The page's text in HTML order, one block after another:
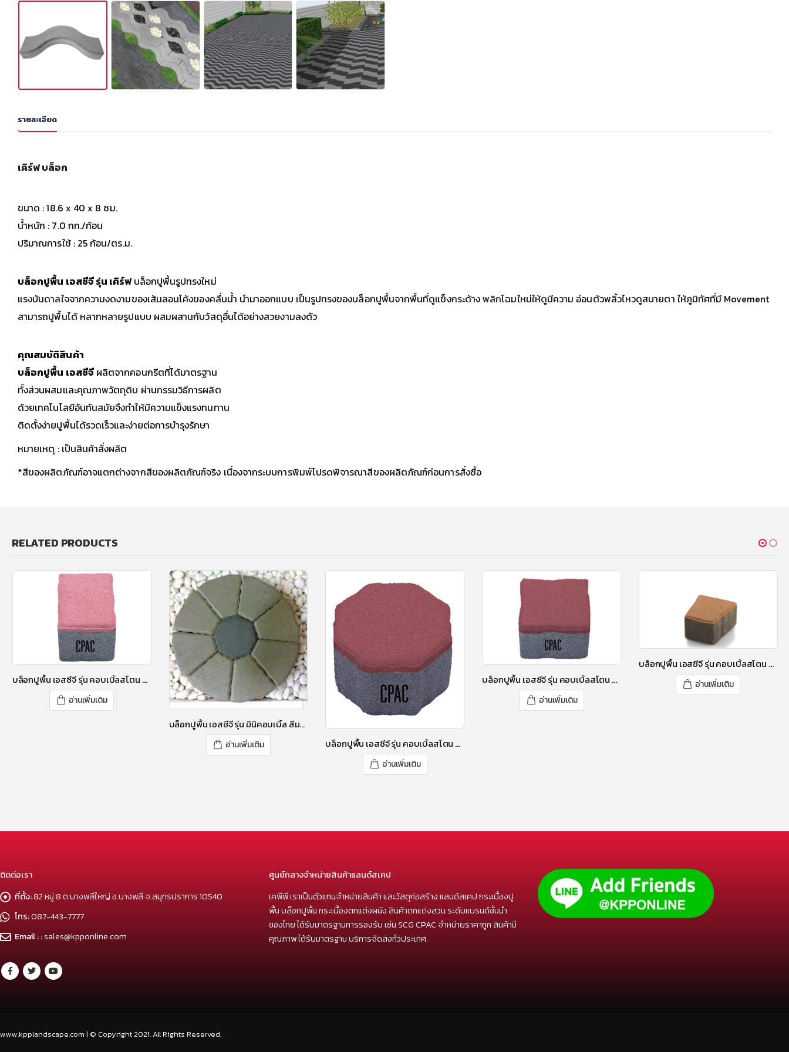
รายละเอียด
เคิร์ฟ บล็อก
ขนาด : 18.6 x 40 x 8 ซม.
น้ำหนัก : 7.0 กก./ก้อน
ปริมาณการใช้ : 25 ก้อน/ตร.ม.
บล็อกปูพื้น เอสซีจี รุ่น เคิร์ฟบล็อกปูพื้นรูปทรงใหม่
แรงบันดาลใจจากความงดงามของเส้นลอนโค้งของคลื่นน้ำ นำมาออกแบบ เป็นรูปทรงของบล็อกปูพื้นจากพื้นที่ดูแข็งกระด้าง พลิกโฉมใหม่ให้ดูมีความ อ่อนตัวพลิ้วไหวดูสบายตา ให้ภูมิทัศที่มี Movement
สามารถปูพื้นได้ หลากหลายรูปแบบ ผสมผสานกับวัสดุอื่นได้อย่างสวยงามลงตัว
คุณสมบัติสินค้า
บล็อกปูพื้น เอสซีจีผลิตจากคอนกรีตที่ได้มาตรฐาน
ทั้งส่วนผสมและคุณภาพวัตถุดิบ ผ่านกรรมวิธีการผลิต
ด้วยเทคโนโลยีอันทันสมัยจึงทำให้มีความแข็งแรงทนทาน
ติดตั้งง่ายปูพื้นได้รวดเร็วและง่ายต่อการบำรุงรักษา
หมายเหตุ : เป็นสินค้าสั่งผลิต
*สีของผลิตภัณฑ์อาจแตกต่างจากสีของผลิตภัณฑ์จริง เนื่องจากระบบการพิมพ์โปรดพิจารณาสีของผลิตภัณฑ์ก่อนการสั่งซื้อ
RELATED PRODUCTS
บล็อกปูพื้น เอสซีจี รุ่น คอบเบิ้ลสโตน RT-2 ขนาด 12 X 9 X 6 ซม. สีโรซี่ พิงค์
อ่านเพิ่มเติม
บล็อกปูพื้น เอสซีจี รุ่น มินิคอบเบิ้ล สีมอส เกรย์ 6 ซ.ม.
อ่านเพิ่มเติม บล็อกปูพื้น เอสซีจี รุ่น คอบเบิ้ลสโตน CE ขนาด 12X12X6 ซม. สีลิลลี่ เพอร์เพิล
อ่านเพิ่มเติม
บล็อกปูพื้น เอสซีจี รุ่น คอบเบิ้ลสโตน RT-3 ขนาด 11.8 X 11.8 X 6 ซม. สีลิลลี่ เพอร์เพิล
อ่านเพิ่มเติม
บล็อกปูพื้น เอสซีจี รุ่น คอบเบิ้ลสโตน TZ-1 ขนาด 12X11.18 X 6 ซม. สีมอคค่า บราวน์
อ่านเพิ่มเติม
ติดต่อเรา
ที่ตั้ง:82 หมู่ 8 ต.บางพลีใหญ่ อ.บางพลี จ.สมุทรปราการ 10540
โทร:087-443-7777
Email : :sales@kpponline.com
ศูนย์กลางจำหน่ายสินค้าแลนด์สเคป
เคพีพี เราเป็นตัวแทนจำหน่ายสินค้า และวัสดุก่อสร้าง แลนด์สเคป กระเบื้องปู
พื้น บล็อกปูพื้น กระเบื้องตกแต่งผนัง สินค้าตกแต่งสวน ระดับแบรนด์ชั้นนำ
ของไทย ได้รับมาตรฐานการรองรับ เช่น SCG CPAC จำหน่ายราคาถูก สินค้ามี
คุณภาพ ได้รับมาตรฐาน บริการจัดส่งทั่วประเทศ.
www.kpplandscape.com | © Copyright 2021. All Rights Reserved.